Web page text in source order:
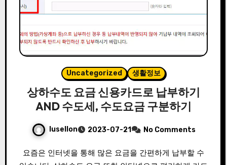
Uncategorized 생활정보
상하수도 요금 신용카드로 납부하기
AND 수도세, 수도요금 구분하기
lusellon 2023-07-21 No Comments
요즘은 인터넷을 통해 많은 요금을 간편하게 납부할 수